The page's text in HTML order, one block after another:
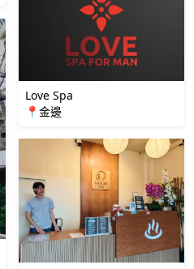
Love Spa
📍金邊